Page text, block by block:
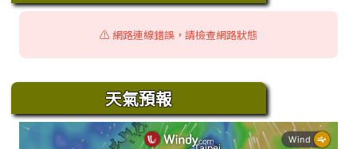
⚠️ 網路連線錯誤，請檢查網路狀態
天氣預報